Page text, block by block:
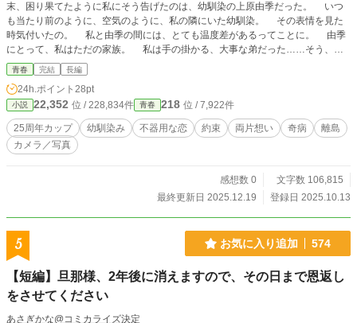
末、困り果てたように私にそう告げたのは、幼馴染の上原由季だった。 いつ
も当たり前のように、空気のように、私の隣にいた幼馴染。 その表情を見た
時気付いたの。 私と由季の間には、とても温度差があるってことに。 由季
にとって、私はただの家族。 私は手の掛かる、大事な弟だった……そう、弟
だったの。 同じ歳で同じ学年なのに、小さい頃から私より小さくて、頼りが
なくて、泣き虫だった可愛い男の子。中学生になったら、さすがに泣き虫から卒
業したけど、ずっと護ってきたから、私の中では弟のポジションのままだった。
でも、由季が親の都合で引っ越すと知った時、私はショックで何も出来なくな
ったの。毎日会っていた由季にも会えなくなった。そして、ずっと部屋に引き籠
もって考えてた。 考えて、考えて、そして気付いたの。 由季は弟じゃない
って。 由季が隣にいなくなってから、私は彼と約束した二十五日が来るの
とはできない】から数年後のお話ですが、単独で読めます。
青春 完結 長編
24h.ポイント 28pt
小説 22,352 位 / 228,834件 青春 218 位 / 7,922件
25周年カップ 幼馴染み 不器用な恋 約束 両片想い 奇病
離島
カメラ／写真
感想数 0
文字数 106,815
最終更新日 2025.12.19
登録日 2025.10.13
5 お気に入り追加 574
【短編】旦那様、2年後に消えますので、その日まで恩返し
をさせてください
あさぎかな@コミカライズ決定